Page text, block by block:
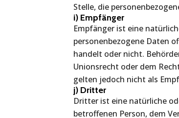
Stelle, die
i) Empfänger
Empfänger ist eine
personenbezogene Daten
handelt oder nicht.
Unionsrecht oder dem
gelten jedoch nicht als
j) Dritter
Dritter ist eine natürliche
betroffenen Person, dem